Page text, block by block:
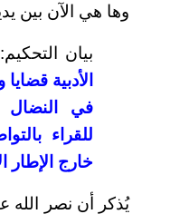
وها هي الآن بين
بيان
الأدبية
في النضال
للقراء
خارج الإطار
يُذكر أن نصر